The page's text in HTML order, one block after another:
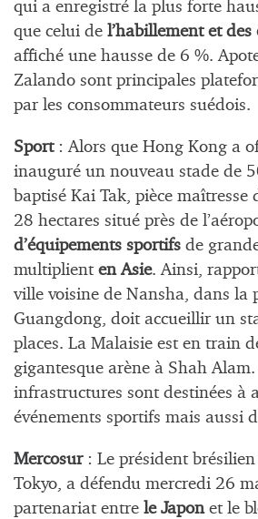
qui a enregistré la plus forte
que celui de l’habillement et des
affiché une hausse de 6 %.
Zalando sont principales
par les consommateurs suédois.
Sport: Alors que Hong Kong a
inauguré un nouveau stade de
baptisé Kai Tak, pièce maîtresse
28 hectares situé près de
d’équipements sportifs de
multiplient en Asie. Ainsi,
ville voisine de Nansha, dans la
Guangdong, doit accueillir un
places. La Malaisie est en train
gigantesque arène à Shah Alam.
infrastructures sont destinées à
événements sportifs mais aussi
Mercosur: Le président brésilien
Tokyo, a défendu mercredi 26
partenariat entre le Japonet le